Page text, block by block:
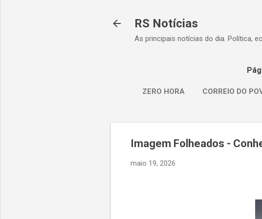
RS Notícias
As principais notícias do dia. Política,
ZERO HORA CORREIO DO
Imagem Folheados -
maio 19, 2026